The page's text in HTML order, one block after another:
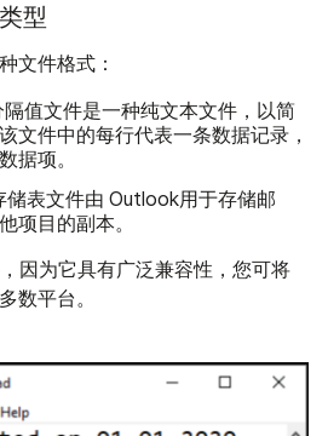
型
文件格式：
隔值文件是一种纯文本文件，以简
文件中的每行代表一条数据记录，
据项。
储表文件由 Outlook用于存储邮
项目的副本。
因为它具有广泛兼容性，您可将
数平台。